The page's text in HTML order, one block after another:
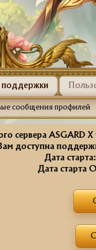
поддержки
сообщения профилей
сервера ASGARD
доступна
Дата старта:
Дата старта